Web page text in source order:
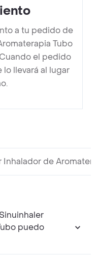
a tu pedido de
Tubo
el pedido
llevará al lugar
de
puedo